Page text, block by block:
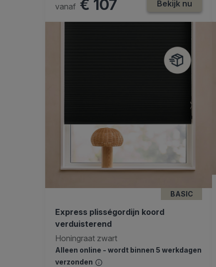
vanaf € 107
Bekijk nu
BASIC
Express plisségordijn koord
verduisterend
Honingraat zwart
Alleen online - wordt binnen 5 werkdagen
verzonden